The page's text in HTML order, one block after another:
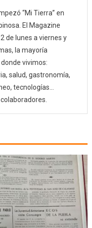
“Mi Tierra” en
El Magazine
de lunes a viernes y
la mayoría
vivimos:
salud, gastronomía,
tecnologías…